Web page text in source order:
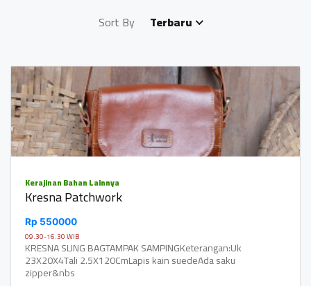
Sort By Terbaru
Kerajinan Bahan Lainnya
Kresna Patchwork
Rp 550000
09.30-16.30 WIB
KRESNA SLING BAGTAMPAK SAMPINGKeterangan:Uk
23X20X4Tali 2.5X120CmLapis kain suedeAda saku
zipper&nbs